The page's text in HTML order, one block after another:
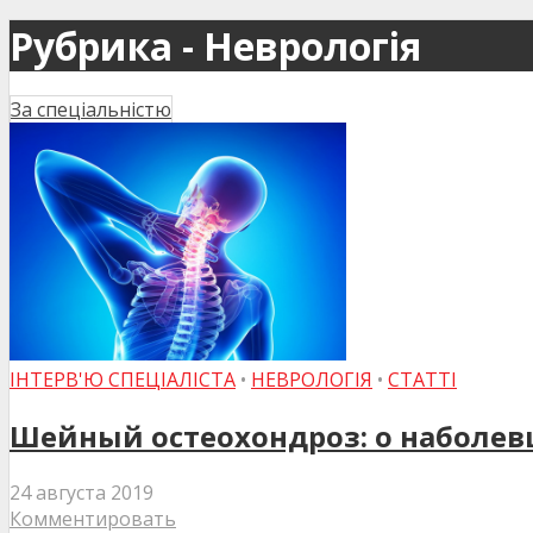
Рубрика - Неврологія
За спеціальністю
ІНТЕРВ'Ю СПЕЦІАЛІСТА • НЕВРОЛОГІЯ • СТАТТІ
Шейный остеохондроз: о
24 августа 2019
Комментировать